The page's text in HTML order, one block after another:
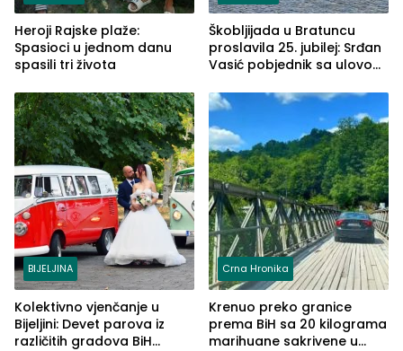
Heroji Rajske plaže:
Spasioci u jednom danu
spasili tri života
Škobljijada u Bratuncu
proslavila 25. jubilej: Srđan
Vasić pobjednik sa ulovom
BIJELJINA
Kolektivno vjenčanje u
Bijeljini: Devet parova iz
različitih gradova BiH
Crna Hronika
Krenuo preko granice
prema BiH sa 20 kilograma
marihuane sakrivene u